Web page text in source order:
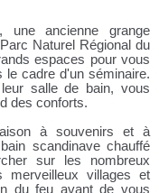
une ancienne grange
Naturel Régional du
espaces pour vous
le cadre d'un séminaire.
salle de bain, vous
des conforts.
à souvenirs et à
scandinave chauffé
sur les nombreux
merveilleux villages et
du feu avant de vous